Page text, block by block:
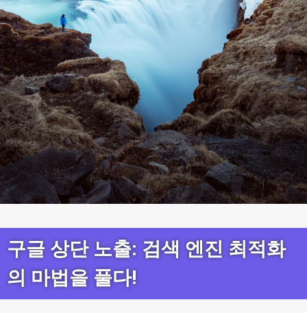
구글 상단 노출: 검색 엔진 최적화
의 마법을 풀다!